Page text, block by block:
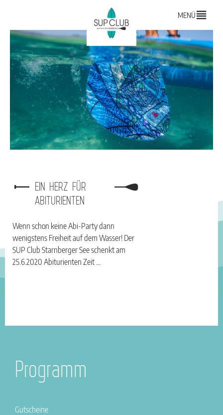
MENÜ
EIN HERZ FÜR
ABITURIENTEN
Wenn schon keine Abi-Party dann
wenigstens Freiheit auf dem Wasser! Der
SUP Club Starnberger See schenkt am
25.6.2020 Abiturienten Zeit …
Programm
Gutscheine